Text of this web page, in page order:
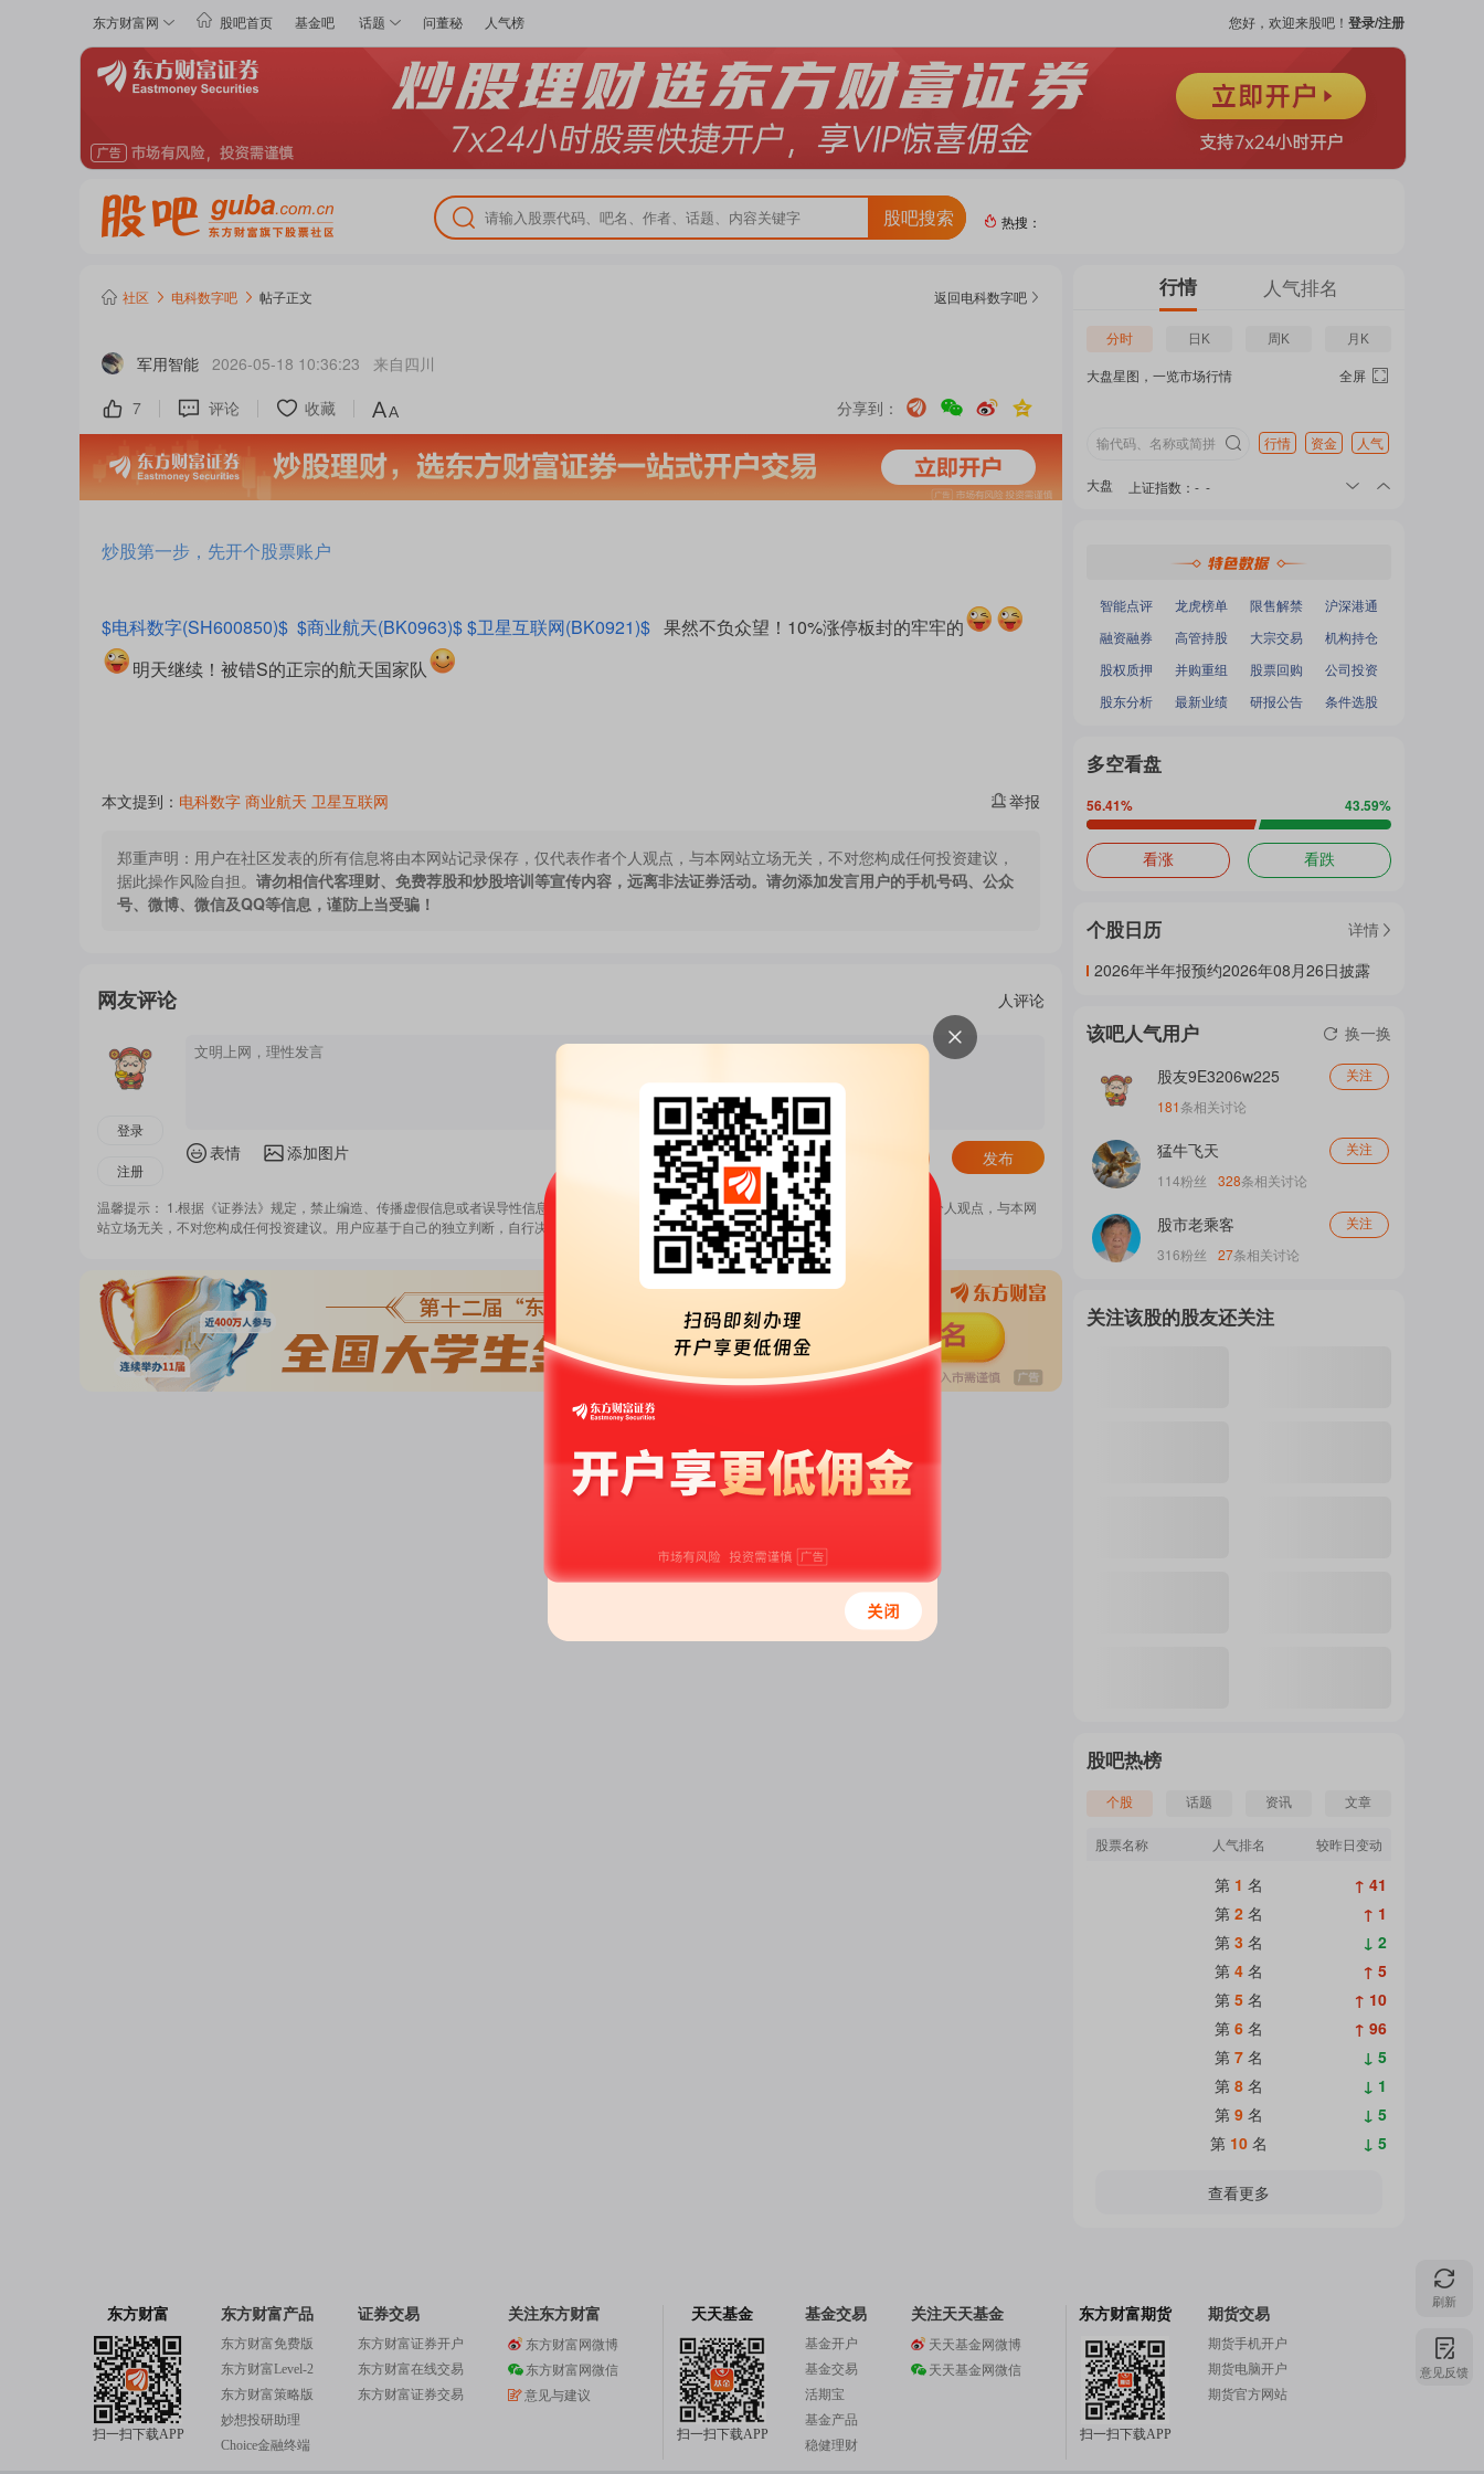
东方财富网 股吧首页 基金吧 话题 问董秘 人气榜 您好，欢迎来股吧！ 登录/注册
股吧搜索
热门
吧
热
念
吧
我
热搜：
社区 电科数字吧 帖子正文 返回电科数字吧
军用智能 2026-05-18 10:36:23 来自 四川
7
评论 收藏 分享到：
炒股第一步，先开个股票账户
$电科数字(SH600850)$ $商业航天(BK0963)$$卫星互联网(BK0921)$ 果然不负众望！10%涨停板封的牢牢的
明天继续！被错S的正宗的航天国家队
本文提到： 电科数字 商业航天 卫星互联网 举报
郑重声明： 用户在社区发表的所有信息将由本网站记录保存，仅代表作者个人观点，与本网站立场无关，不对您构成任何投资建议，
据此操作风险自担。 请勿相信代客理财、免费荐股和炒股培训等宣传内容，远离非法证券活动。请勿添加发言用户的手机号码、公众
号、微博、微信及QQ等信息，谨防上当受骗！
网友评论 人评论
登录
注册
表情 添加图片 发布
温馨提示： 1.根据《证券法》规定，禁止编造、传播虚假信息或者误导性信息，扰乱证券市场；2.用户在本社区发表的所有资料、言论等仅代表个人观点，与本网
站立场无关，不对您构成任何投资建议。用户应基于自己的独立判断，自行决定证券投资并承担相应风险。《东方财富社区管理规定》
行情 人气排名
分时 日K 周K 月K
大盘星图，一览市场行情 全屏
行情 资金 人气
大盘 上证指数 ： - -
：- -
智能点评 龙虎榜单 限售解禁
沪深港通
融资融券
高管持股 大宗交易
机构持仓
股权质押
并购重组 股票回购
公司投资
股东分析
最新业绩 研报公告 条件选股
多空看盘
56.41% 43.59%
看涨 看跌
个股日历
详情
2026年半年报预约2026年08月26日披露
该吧人气用户 换一换
股友9E3206w225 关注
181条相关讨论
猛牛飞天 关注
114粉丝 328条相关讨论
股市老乘客 关注
316粉丝 27条相关讨论
关注该股的股友还关注
股吧热榜
个股 话题 资讯 文章
股票名称 人气排名 较昨日变动
第 1 名
↑ 41
第 2 名
↑ 1
第 3 名
↓ 2
第 4 名
↑ 5
第 5 名
↑ 10
第 6 名
↑ 96
第 7 名
↓ 5
第 8 名
↓ 1
第 9 名
↓ 5
第 10 名 ↓ 5
查看更多
刷新
意见反馈
东方财富
扫一扫下载APP
东方财富产品
东方财富免费版
东方财富Level-2
东方财富策略版
妙想投研助理
Choice金融终端
证券交易
东方财富证券开户
东方财富在线交易
东方财富证券交易
关注东方财富
东方财富网微博
东方财富网微信
意见与建议
天天基金
扫一扫下载APP
基金交易
基金开户
基金交易
活期宝
基金产品
稳健理财
关注天天基金
天天基金网微博
天天基金网微信
东方财富期货
扫一扫下载APP
期货交易
期货手机开户
期货电脑开户
期货官方网站